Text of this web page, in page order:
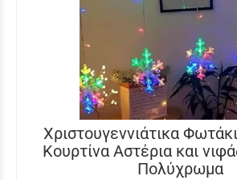
Χριστουγεννιάτικα
Κουρτίνα Αστέρια και
Πολύχρωμα